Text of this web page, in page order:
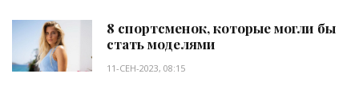
8 спортсменок, которые могли бы
стать моделями
11-СЕН-2023, 08:15